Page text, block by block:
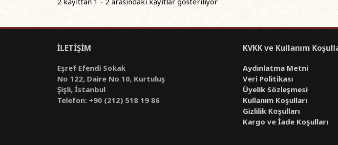
İLETİŞİM
Eşref Efendi Sokak
No 122, Daire No 10, Kurtuluş
Şişli, İstanbul
Telefon: +90 (212) 518 19 86
KVKK ve Kullanım
Aydınlatma Metni
Veri Politikası
Üyelik Sözleşmesi
Kullanım Koşulları
Gizlilik Koşulları
Kargo ve İade Koşulları